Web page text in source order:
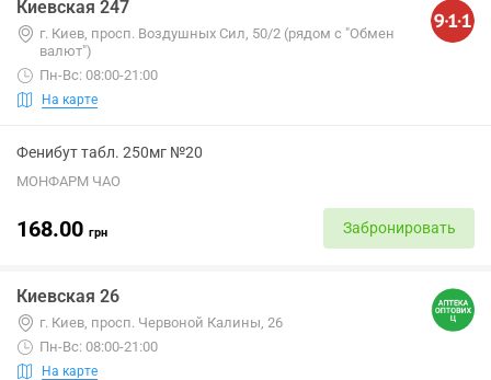
Киевская 247
г. Киев, просп. Воздушных Сил, 50/2 (рядом с "Обмен
валют")
Пн-Вс: 08:00-21:00
На карте
Фенибут табл. 250мг №20
МОНФАРМ ЧАО
168.00 грн Забронировать
Киевская 26
г. Киев, просп. Червоной Калины, 26
Пн-Вс: 08:00-21:00
На карте